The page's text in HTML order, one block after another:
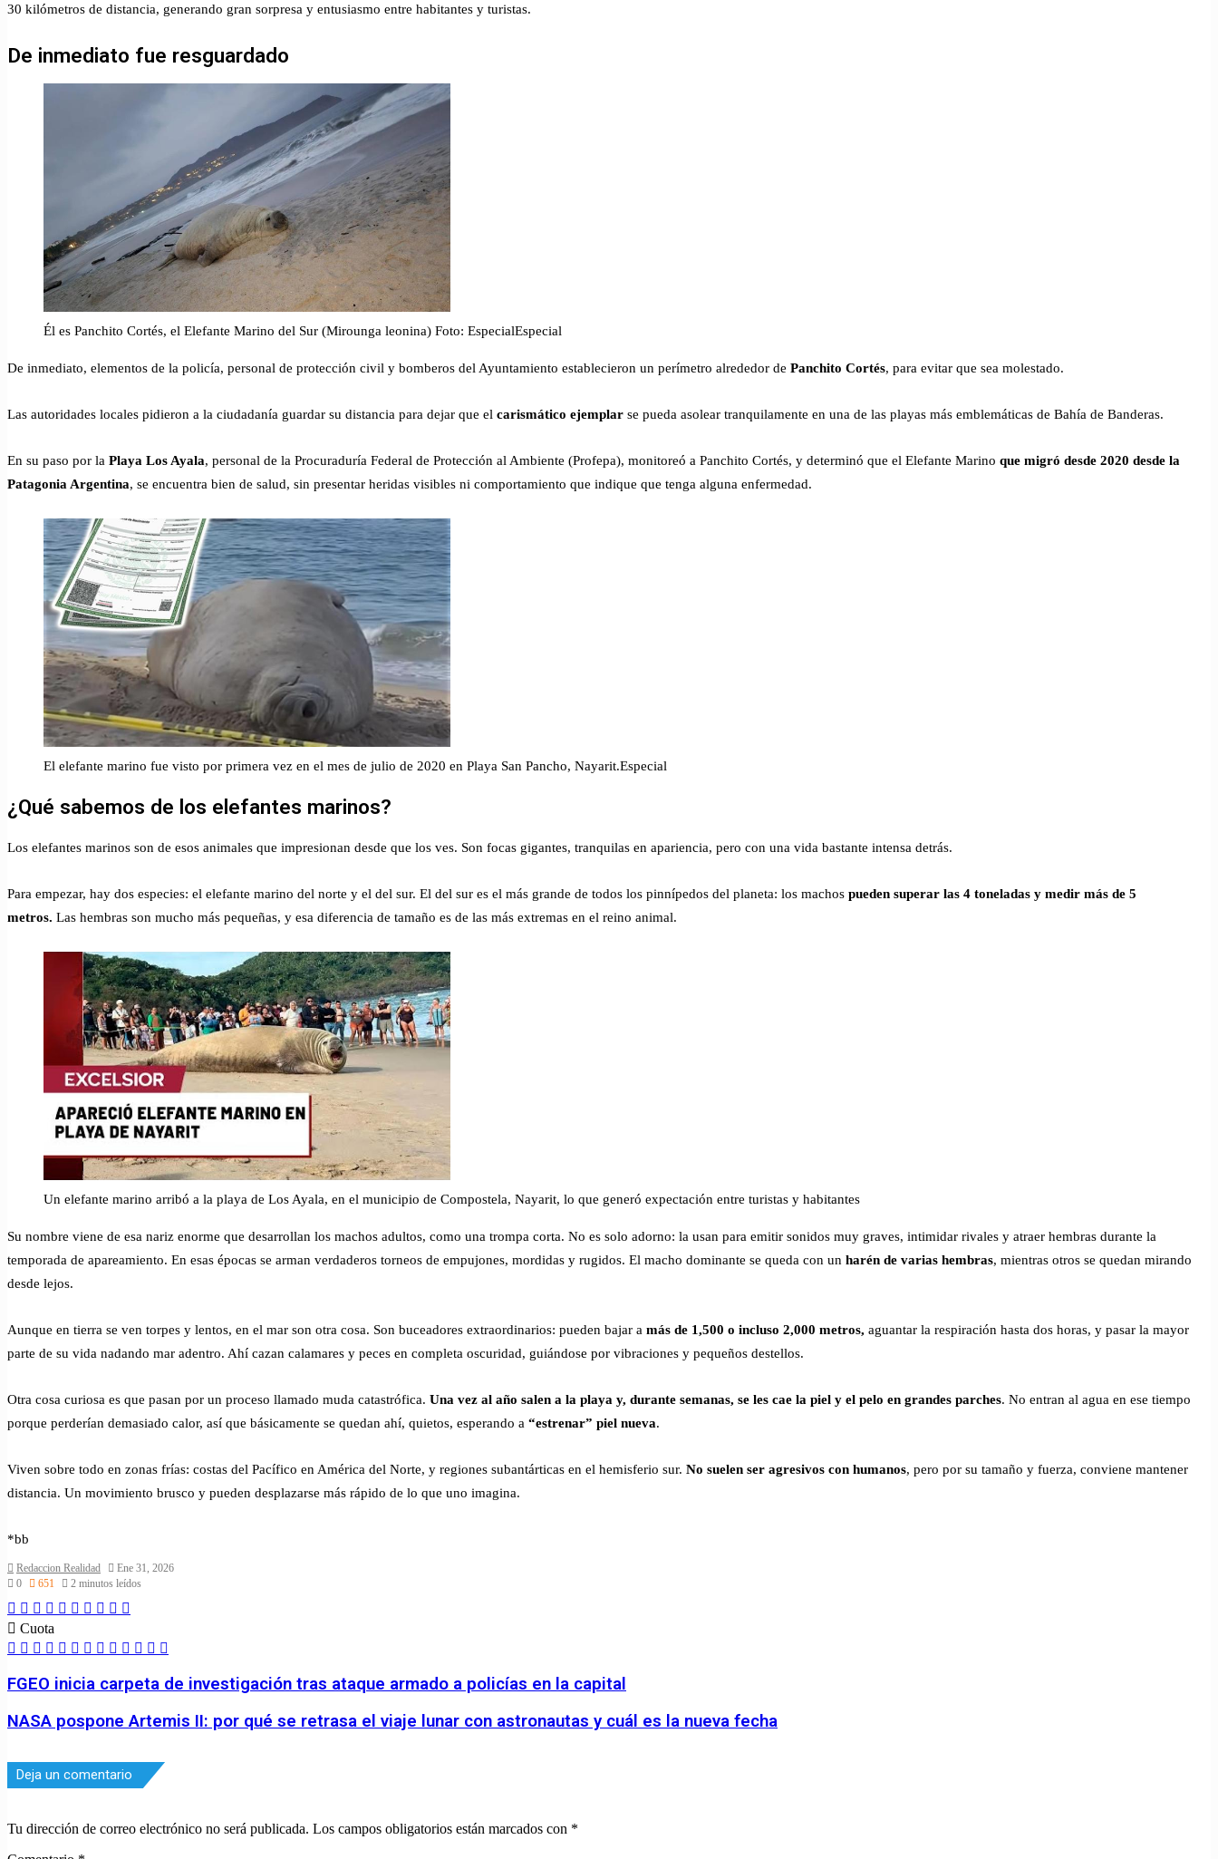
30 kilómetros de distancia, generando gran sorpresa y entusiasmo entre habitantes y turistas.
De inmediato fue resguardado
Él es Panchito Cortés, el Elefante Marino del Sur (Mirounga leonina) Foto: EspecialEspecial
De inmediato, elementos de la policía, personal de protección civil y bomberos del Ayuntamiento establecieron un perímetro alrededor de Panchito Cortés, para evitar que sea molestado.
Las autoridades locales pidieron a la ciudadanía guardar su distancia para dejar que el carismático ejemplar se pueda asolear tranquilamente en una de las playas más emblemáticas de Bahía de Banderas.
En su paso por la Playa Los Ayala, personal de la Procuraduría Federal de Protección al Ambiente (Profepa), monitoreó a Panchito Cortés, y determinó que el Elefante Marino que migró desde 2020 desde la
Patagonia Argentina, se encuentra bien de salud, sin presentar heridas visibles ni comportamiento que indique que tenga alguna enfermedad.
El elefante marino fue visto por primera vez en el mes de julio de 2020 en Playa San Pancho, Nayarit.Especial
¿Qué sabemos de los elefantes marinos?
Los elefantes marinos son de esos animales que impresionan desde que los ves. Son focas gigantes, tranquilas en apariencia, pero con una vida bastante intensa detrás.
Para empezar, hay dos especies: el elefante marino del norte y el del sur. El del sur es el más grande de todos los pinnípedos del planeta: los machos pueden superar las 4 toneladas y medir más de 5
metros. Las hembras son mucho más pequeñas, y esa diferencia de tamaño es de las más extremas en el reino animal.
Un elefante marino arribó a la playa de Los Ayala, en el municipio de Compostela, Nayarit, lo que generó expectación entre turistas y habitantes
Su nombre viene de esa nariz enorme que desarrollan los machos adultos, como una trompa corta. No es solo adorno: la usan para emitir sonidos muy graves, intimidar rivales y atraer hembras durante la
temporada de apareamiento. En esas épocas se arman verdaderos torneos de empujones, mordidas y rugidos. El macho dominante se queda con un harén de varias hembras, mientras otros se quedan mirando
desde lejos.
Aunque en tierra se ven torpes y lentos, en el mar son otra cosa. Son buceadores extraordinarios: pueden bajar a más de 1,500 o incluso 2,000 metros, aguantar la respiración hasta dos horas, y pasar la mayor
parte de su vida nadando mar adentro. Ahí cazan calamares y peces en completa oscuridad, guiándose por vibraciones y pequeños destellos.
Otra cosa curiosa es que pasan por un proceso llamado muda catastrófica. Una vez al año salen a la playa y, durante semanas, se les cae la piel y el pelo en grandes parches. No entran al agua en ese tiempo
porque perderían demasiado calor, así que básicamente se quedan ahí, quietos, esperando a “estrenar” piel nueva.
Viven sobre todo en zonas frías: costas del Pacífico en América del Norte, y regiones subantárticas en el hemisferio sur. No suelen ser agresivos con humanos, pero por su tamaño y fuerza, conviene mantener
distancia. Un movimiento brusco y pueden desplazarse más rápido de lo que uno imagina.
*bb
Redaccion Realidad
Ene 31, 2026
0
651 2 minutos leídos
Facebook
Twitter
LinkedIn
Skype
Messenger
Messenger
WhatsApp
Telegram
Line
electrónico
Cuota
Facebook
Twitter
LinkedIn
Pinterest
Skype
Messenger
Messenger
WhatsApp
Telegram
Viber
LineCompartir
correo
electrónico
FGEO inicia carpeta de investigación tras ataque armado a policías en la capital
NASA pospone Artemis II: por qué se retrasa el viaje lunar con astronautas y cuál es la nueva fecha
Deja un comentario
Tu dirección de correo electrónico no será publicada. Los campos obligatorios están marcados con *